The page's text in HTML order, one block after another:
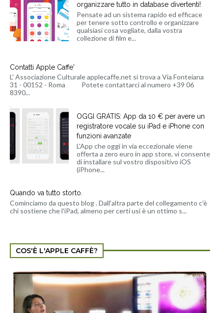
organizzare tutto in database divertenti!
Pensate ad un sistema rapido ed efficace
per tenere sotto controllo e organizzare
qualsiasi cosa vogliate, dalla vostra
collezione di film e...
Contatti Apple Caffe'
L' Associazione Culturale applecaffe.net si trova a Via Fonteiana
31 - 00152 - Roma Potete contattarci al numero +39 06
8390...
OGGI GRATIS: App da 10 € per avere un
registratore vocale su iPad e iPhone con
funzioni avanzate
L'App che oggi in via eccezionale viene
offerta a zero euro in app store, vi consente
di installare sul vostro dispositivo iOS
(iPhone...
Quando va tutto storto.
Cominciamo da questo blog . Dall'altra parte del collegamento c'è
chi sostiene che l'iPad, almeno per certi usi è un ottimo s...
COS'È L'APPLE CAFFÈ?